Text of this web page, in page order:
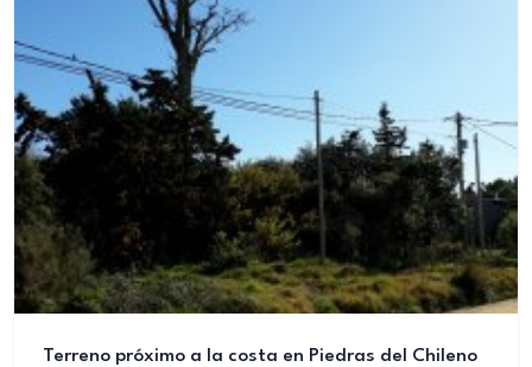
Terreno próximo a la costa en Piedras del Chileno